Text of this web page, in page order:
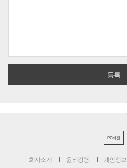
PC버전
회사소개 윤리강령 개인정